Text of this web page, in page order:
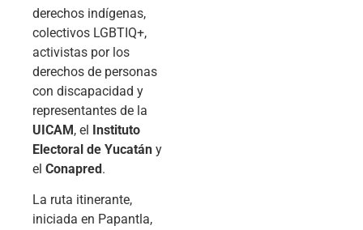
derechos indígenas,
colectivos LGBTIQ+,
activistas por los
derechos de personas
con discapacidad y
representantes de la
UICAM, el Instituto
Electoral de Yucatán y
el Conapred.
La ruta itinerante,
iniciada en Papantla,